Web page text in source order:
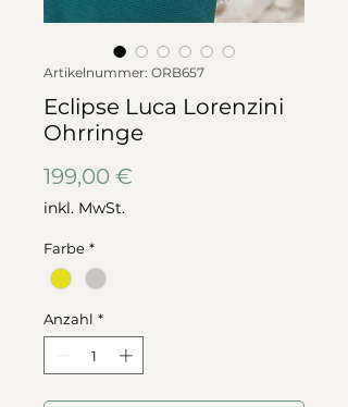
Artikelnummer: ORB657
Eclipse Luca Lorenzini
Ohrringe
199,00 €
inkl. MwSt.
Farbe *
Anzahl *